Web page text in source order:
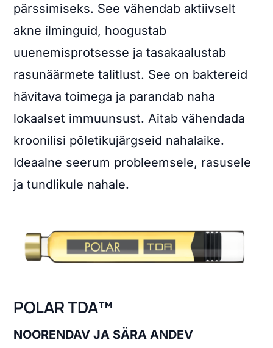
pärssimiseks. See vähendab aktiivselt
akne ilminguid, hoogustab
uuenemisprotsesse ja tasakaalustab
rasunäärmete talitlust. See on baktereid
hävitava toimega ja parandab naha
lokaalset immuunsust. Aitab vähendada
kroonilisi põletikujärgseid nahalaike.
Ideaalne seerum probleemsele, rasusele
ja tundlikule nahale.
POLAR TDA™
NOORENDAV JA SÄRA ANDEV